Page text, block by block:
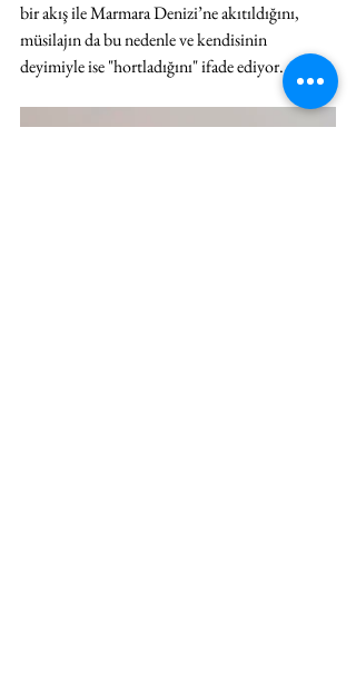
bir akış ile Marmara Denizi’ne akıtıldığını,
müsilajın da bu nedenle ve kendisinin
deyimiyle ise "hortladığını" ifade ediyor.